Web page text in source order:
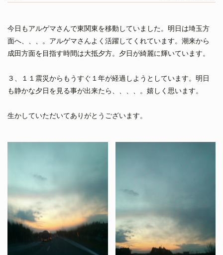
今日もアルゲマさんで東関東を移動していました。明日は埼玉方
面へ、、、。アルゲマさんよく活躍してくれています。潮来から
成田方面を目指す時間は大抵夕方。夕日が綺麗に輝いています。
３、１１震災からもうすぐ１年が経過しようとしています。明日
も静かな夕日を見る事が出来たら、、、、。嬉しく思います。
生かしていただいてありがとうございます。